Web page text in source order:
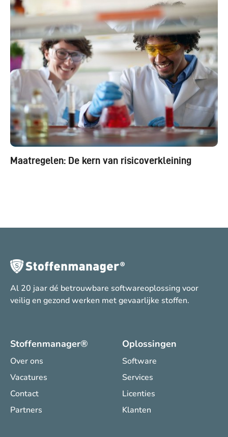
Maatregelen: De kern van risicoverkleining
Al 20 jaar dé betrouwbare softwareoplossing voor
veilig en gezond werken met gevaarlijke stoffen.
Stoffenmanager®
Over ons
Vacatures
Contact
Partners
Oplossingen
Software
Services
Licenties
Klanten